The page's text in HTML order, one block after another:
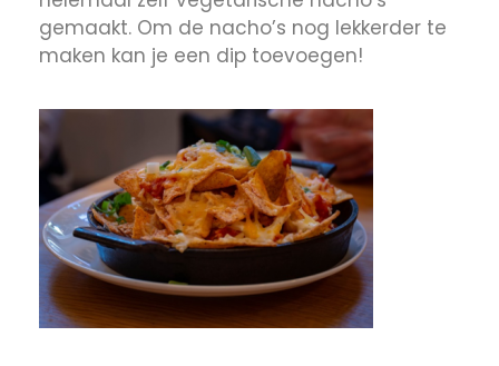
gemaakt. Om de nacho’s nog lekkerder te
maken kan je een dip toevoegen!